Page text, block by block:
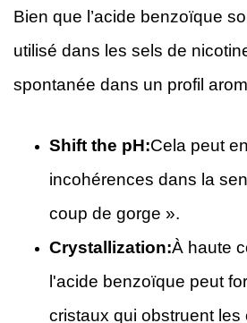
Bien que l’acide benzoïque
utilisé dans les sels de
spontanée dans un profil
Shift the pH:Cela peut
incohérences dans la
coup de gorge ».
Crystallization:À haute
l'acide benzoïque peut
cristaux qui obstruent les